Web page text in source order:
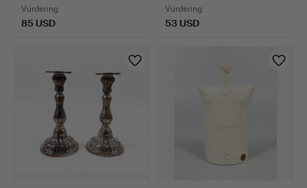
Vurdering
85 USD
Vurdering
53 USD